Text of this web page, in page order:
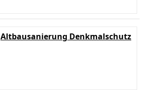
Altbausanierung Denkmalschutz